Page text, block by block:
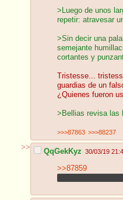
>Luego de unos
repetir: atravesar
>Sin decir una
semejante
cortantes y
Tristesse...
guardias de un
¿Quienes fueron
>Bellias revisa las
>>>87863 >>>88237
>> QqGekKyz 30/03/19
>>87859